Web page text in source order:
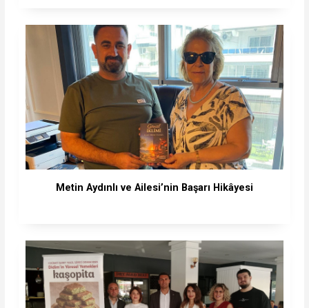
Metin Aydınlı ve Ailesi’nin Başarı Hikâyesi